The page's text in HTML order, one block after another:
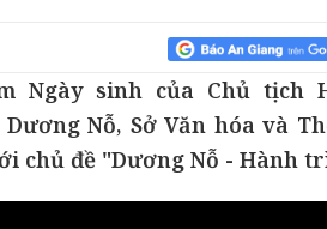
Ngày sinh của Chủ tịch
Nỗ, Sở Văn hóa và
chủ đề "Dương Nỗ - Hành